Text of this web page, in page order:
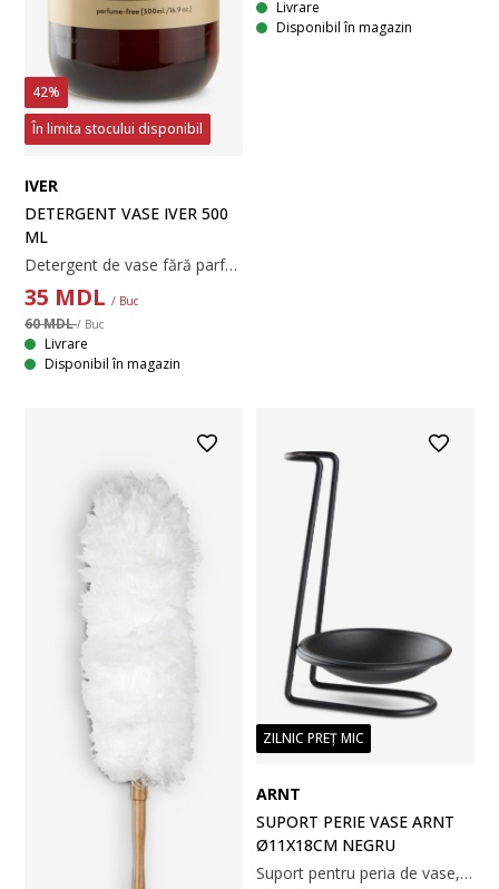
42%
În limita stocului disponibil
IVER
DETERGENT VASE IVER 500
ML
Detergent de vase fără parfum într-o sticlă cu pompiță reîncărcabilă, de culoare maro. 500 ml. Ø7,5x19,5 cm
35 MDL / Buc
60 MDL/ Buc
Livrare
Disponibil în magazin
Livrare
Disponibil în magazin
ZILNIC PREȚ MIC
ARNT
SUPORT PERIE VASE ARNT
Ø11X18CM NEGRU
Suport pentru peria de vase, negru, din oțel inoxidabil cu tăviță de scurgere care menține blaturile uscate. Ø11x18 cm